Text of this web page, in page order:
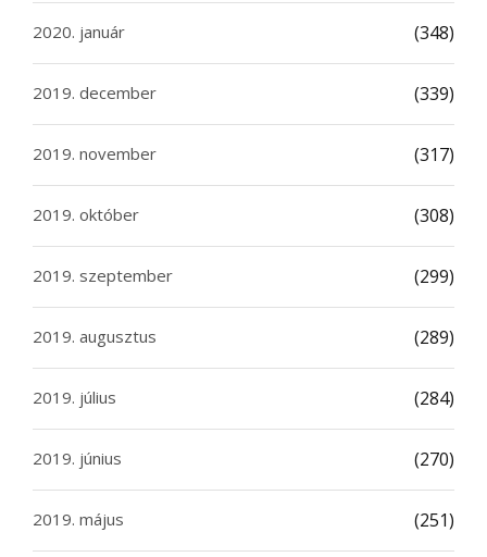
2020. január (348)
2019. december (339)
2019. november (317)
2019. október (308)
2019. szeptember (299)
2019. augusztus (289)
2019. július (284)
2019. június (270)
2019. május (251)